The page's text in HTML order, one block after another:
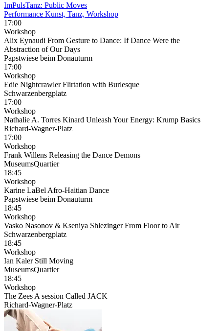
ImPulsTanz: Public Moves
Performance Kunst, Tanz, Workshop
17:00
Workshop
Alix Eynaudi From Gesture to Dance: If Dance Were the
Abstraction of Our Days
Papstwiese beim Donauturm
17:00
Workshop
Edie Nightcrawler Flirtation with Burlesque
Schwarzenbergplatz
17:00
Workshop
Nathalie A. Torres Kinard Unleash Your Energy: Krump Basics
Richard-Wagner-Platz
17:00
Workshop
Frank Willens Releasing the Dance Demons
MuseumsQuartier
18:45
Workshop
Karine LaBel Afro-Haitian Dance
Papstwiese beim Donauturm
18:45
Workshop
Vasko Nasonov & Kseniya Shlezinger From Floor to Air
Schwarzenbergplatz
18:45
Workshop
Ian Kaler Still Moving
MuseumsQuartier
18:45
Workshop
The Zees A session Called JACK
Richard-Wagner-Platz